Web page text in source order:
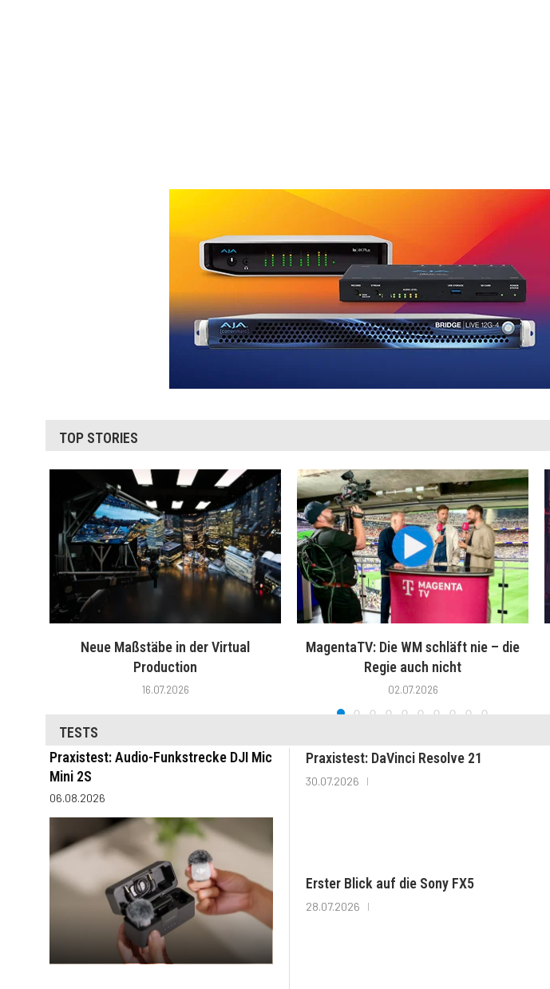
TOP STORIES
Neue Maßstäbe in der Virtual
Production
16.07.2026
MagentaTV: Die WM schläft nie – die
Regie auch nicht
02.07.2026
TESTS
Praxistest: Audio-Funkstrecke DJI Mic
Mini 2S
06.08.2026
Praxistest: DaVinci Resolve 21
30.07.2026
Erster Blick auf die Sony FX5
28.07.2026